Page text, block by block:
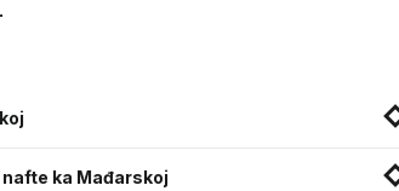
ka Mađarskoj